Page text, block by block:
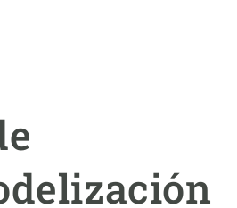
Humanos
académicas
PF COLABORA